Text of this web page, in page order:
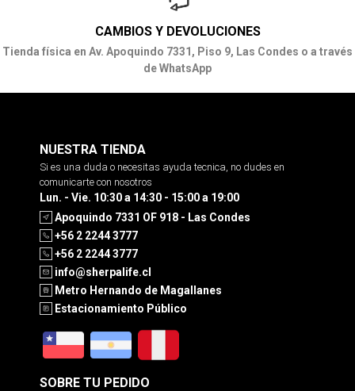
CAMBIOS Y DEVOLUCIONES
Tienda física en Av. Apoquindo 7331, Piso 9, Las Condes o a través
de WhatsApp
NUESTRA TIENDA
Si es una duda o necesitas ayuda tecnica, no dudes en
comunicarte con nosotros
Lun. - Vie. 10:30 a 14:30 - 15:00 a 19:00
Apoquindo 7331 OF 918 - Las Condes
+56 2 2244 3777
+56 2 2244 3777
info@sherpalife.cl
Metro Hernando de Magallanes
Estacionamiento Público
SOBRE TU PEDIDO